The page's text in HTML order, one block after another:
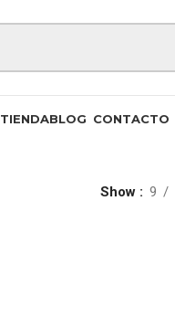
TIENDABLOG CONTACTO
Show 9